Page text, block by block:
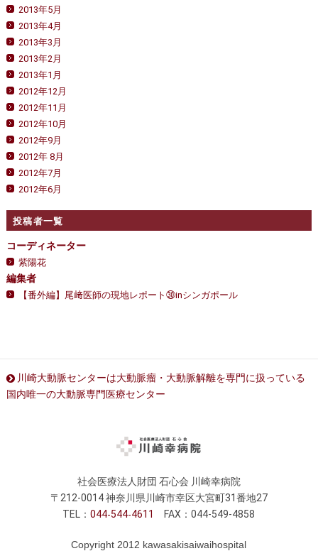
2013年5月
2013年4月
2013年3月
2013年2月
2013年1月
2012年12月
2012年11月
2012年10月
2012年9月
2012年 8月
2012年7月
2012年6月
投稿者一覧
コーディネーター
紫陽花
編集者
【番外編】尾﨑医師の現地レポート㉚inシンガポール
川崎大動脈センターは大動脈瘤・大動脈解離を専門に扱っている
国内唯一の大動脈専門医療センター
社会医療法人財団 石心会 川崎幸病院
〒212-0014 神奈川県川崎市幸区大宮町31番地27
TEL：044 544 4611 FAX：044-549-4858
Copyright 2012 kawasakisaiwaihospital